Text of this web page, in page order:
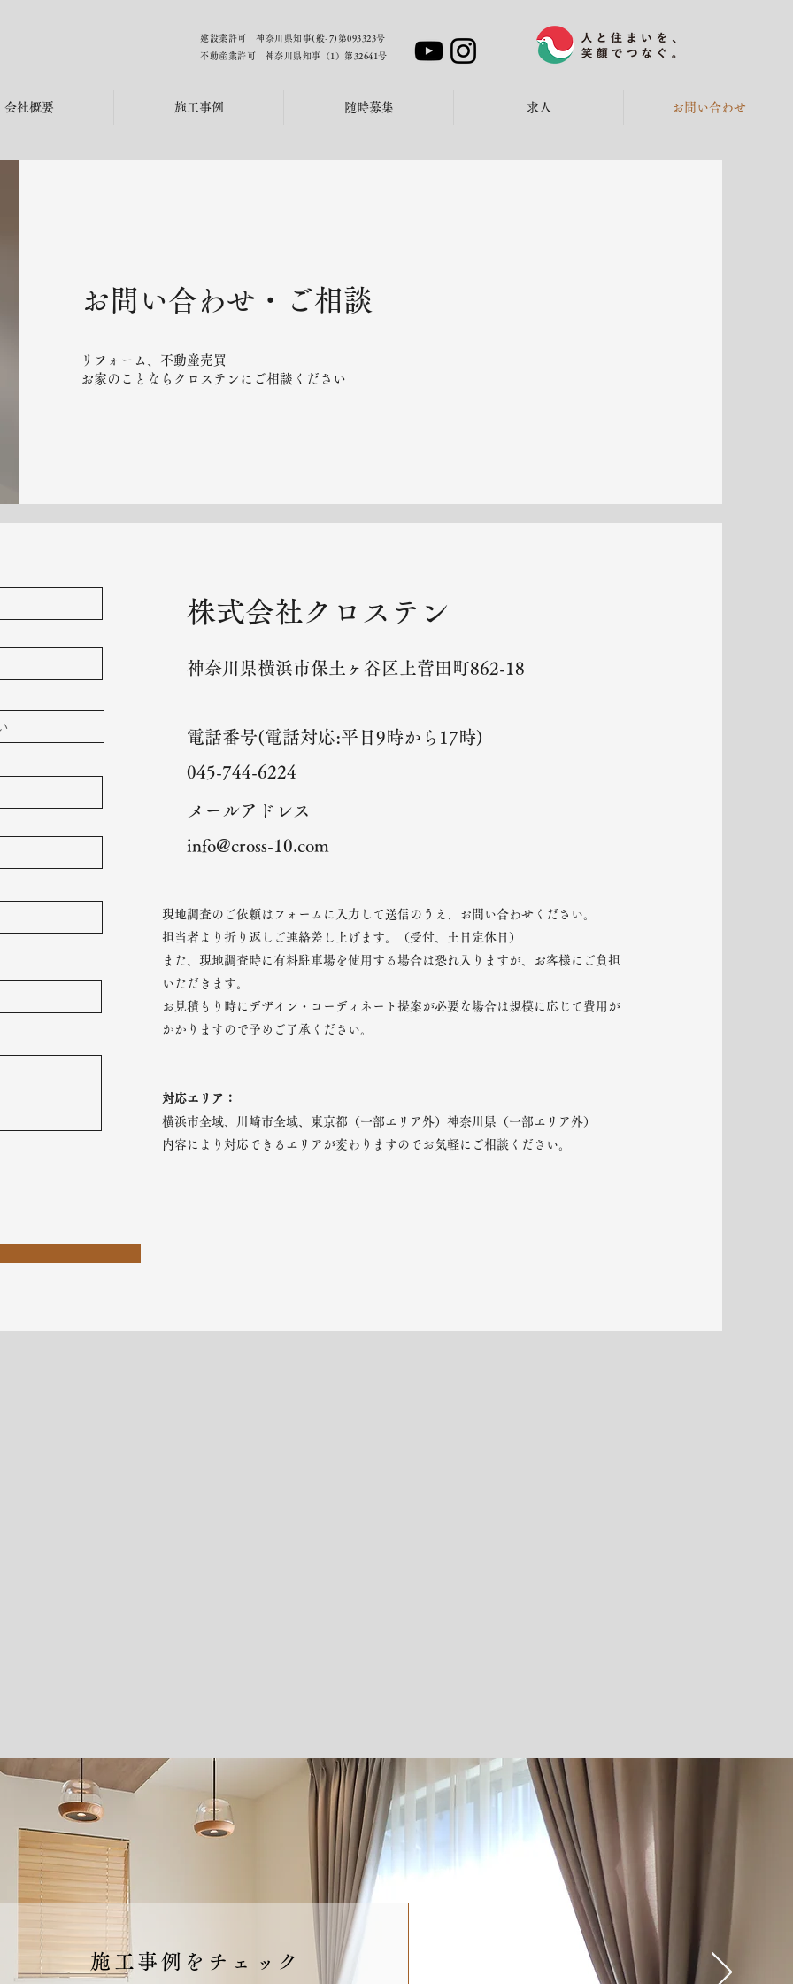
建設業許可 神奈川県知事(般-7)第093323号
不動産業許可 神奈川県知事（1）第32641号
会社概要 施工事例 随時募集 求人 お問い合わせ
お問い合わせ・ご相談
リフォーム、不動産売買
お家のことならクロステンに ご相談ください
株式会社クロステン
神奈川県横浜市保土ヶ谷区上菅田町862-18
電話番号(電話対応:平日9時から17時)
045-744-6224
メールアドレス
​info@cross-10.com
現地調査のご依頼はフォームに入力して送信のうえ、お問い合わせください。
​担当者より折り返しご連絡差し上げます。（受付、土日定休日）
また、現地調査時に有料駐車場を使用する場合は恐れ入りますが、お客様にご負担
いただきます。
お見積もり時にデザイン・コーディネート提案が必要な場合は規模に応じて費用が
かかりますので予めご了承ください。
対応エリア：
横浜市全域、川崎市全域、東京都（一部エリア外）神奈川県（一部エリア外）
内容により対応できるエリアが変わりますのでお気軽にご相談ください。
施工事例をチェック